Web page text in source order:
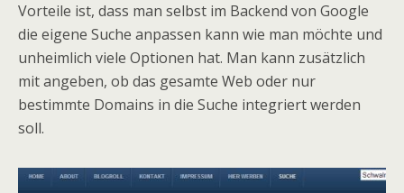
Vorteile ist, dass man selbst im Backend von Google
die eigene Suche anpassen kann wie man möchte und
unheimlich viele Optionen hat. Man kann zusätzlich
mit angeben, ob das gesamte Web oder nur
bestimmte Domains in die Suche integriert werden
soll.